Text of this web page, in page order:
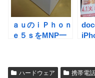
ａｕのｉＰｈｏｎ
ｅ５ｓをMNP一
ハードウェア 携帯電話